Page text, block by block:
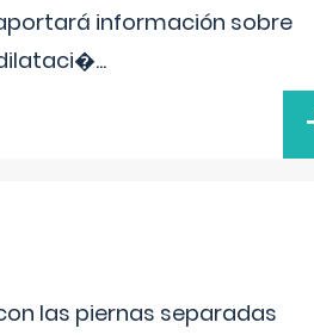
información sobre
...
las piernas separadas